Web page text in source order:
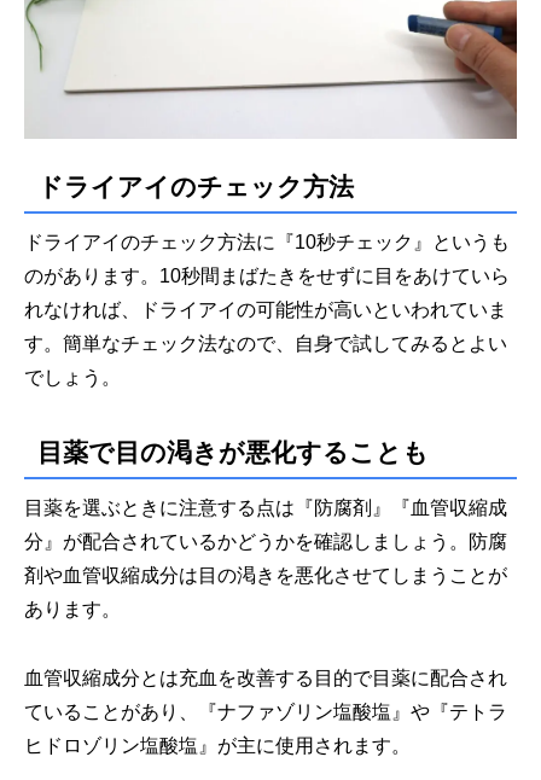
ドライアイのチェック方法
ドライアイのチェック方法に『10秒チェック』というも
のがあります。10秒間まばたきをせずに目をあけていら
れなければ、ドライアイの可能性が高いといわれていま
す。簡単なチェック法なので、自身で試してみるとよい
でしょう。
目薬で目の渇きが悪化することも
目薬を選ぶときに注意する点は『防腐剤』『血管収縮成
分』が配合されているかどうかを確認しましょう。防腐
剤や血管収縮成分は目の渇きを悪化させてしまうことが
あります。
血管収縮成分とは充血を改善する目的で目薬に配合され
ていることがあり、『ナファゾリン塩酸塩』や『テトラ
ヒドロゾリン塩酸塩』が主に使用されます。